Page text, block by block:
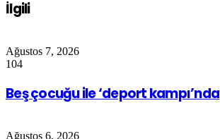
İlgili
Ağustos 7, 2026
104
Beş çocuğu ile ‘deport kampı’nda
Ağustos 6, 2026